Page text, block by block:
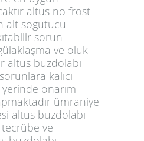
altus no frost
alt sogutucu
sorun
ve oluk
altus buzdolabı
kalıcı
onarım
ümraniye
altus buzdolabı
tecrübe ve